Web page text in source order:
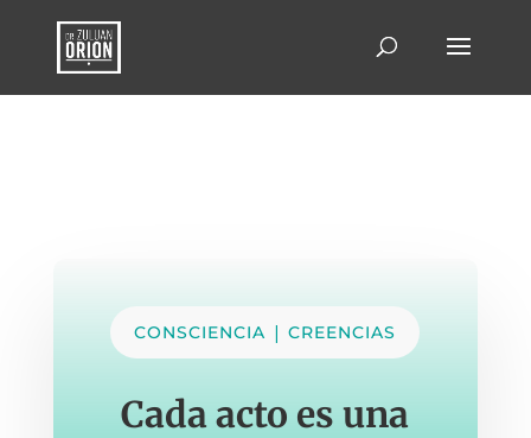
CONSCIENCIA |CREENCIAS
Cada acto es una